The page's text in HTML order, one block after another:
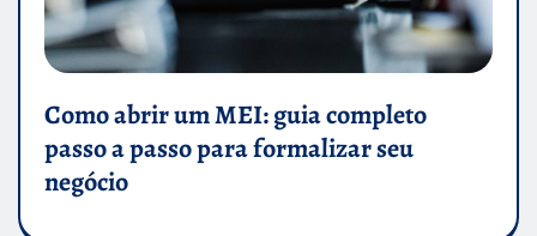
Como abrir um MEI: guia completo
passo a passo para formalizar seu
negócio